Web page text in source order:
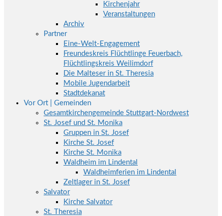
Kirchenjahr
Veranstaltungen
Archiv
Partner
Eine-Welt-Engagement
Freundeskreis Flüchtlinge Feuerbach,
Flüchtlingskreis Weilimdorf
Die Malteser in St. Theresia
Mobile Jugendarbeit
Stadtdekanat
Vor Ort | Gemeinden
Gesamtkirchengemeinde Stuttgart-Nordwest
St. Josef und St. Monika
Gruppen in St. Josef
Kirche St. Josef
Kirche St. Monika
Waldheim im Lindental
Waldheimferien im Lindental
Zeltlager in St. Josef
Salvator
Kirche Salvator
St. Theresia